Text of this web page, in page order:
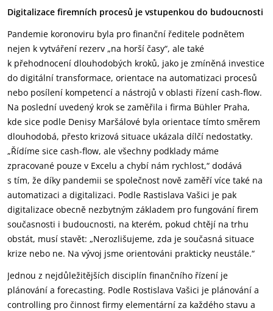
Digitalizace firemních procesů je vstupenkou do budoucnosti
Pandemie koronoviru byla pro finanční ředitele podnětem
nejen k vytváření rezerv „na horší časy“, ale také
k přehodnocení dlouhodobých kroků, jako je zmíněná investice
do digitální transformace, orientace na automatizaci procesů
nebo posílení kompetencí a nástrojů v oblasti řízení cash-flow.
Na poslední uvedený krok se zaměřila i firma Bühler Praha,
kde sice podle Denisy Maršálové byla orientace tímto směrem
dlouhodobá, přesto krizová situace ukázala dílčí nedostatky.
„Řídíme sice cash-flow, ale všechny podklady máme
zpracované pouze v Excelu a chybí nám rychlost,“ dodává
s tím, že díky pandemii se společnost nově zaměří více také na
automatizaci a digitalizaci. Podle Rastislava Vašici je pak
digitalizace obecně nezbytným základem pro fungování firem
současnosti i budoucnosti, na kterém, pokud chtějí na trhu
obstát, musí stavět: „Nerozlišujeme, zda je současná situace
krize nebo ne. Na vývoj jsme orientováni prakticky neustále.“
Jednou z nejdůležitějších disciplín finančního řízení je
plánování a forecasting. Podle Rostislava Vašici je plánování a
controlling pro činnost firmy elementární za každého stavu a